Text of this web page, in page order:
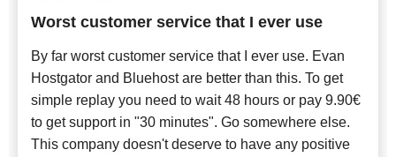
Worst customer service that I ever use
By far worst customer service that I ever use. Evan
Hostgator and Bluehost are better than this. To get
simple replay you need to wait 48 hours or pay 9.90€
to get support in "30 minutes". Go somewhere else.
This company doesn't deserve to have any positive